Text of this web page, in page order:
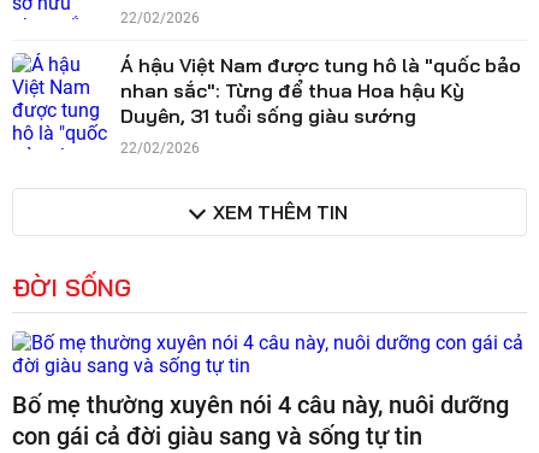
22/02/2026
Á hậu Việt Nam được tung hô là "quốc bảo
nhan sắc": Từng để thua Hoa hậu Kỳ
Duyên, 31 tuổi sống giàu sướng
22/02/2026
XEM THÊM TIN
ĐỜI SỐNG
Bố mẹ thường xuyên nói 4 câu này, nuôi dưỡng
con gái cả đời giàu sang và sống tự tin